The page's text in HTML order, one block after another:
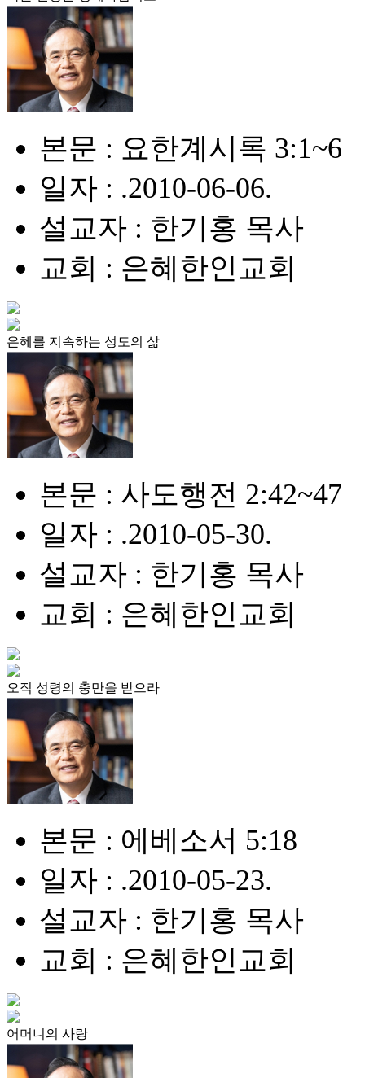
본문 : 요한계시록 3:1~6
일자 : .2010-06-06.
설교자 : 한기홍 목사
교회 : 은혜한인교회
은혜를 지속하는 성도의 삶
본문 : 사도행전 2:42~47
일자 : .2010-05-30.
설교자 : 한기홍 목사
교회 : 은혜한인교회
오직 성령의 충만을 받으라
본문 : 에베소서 5:18
일자 : .2010-05-23.
설교자 : 한기홍 목사
교회 : 은혜한인교회
어머니의 사랑